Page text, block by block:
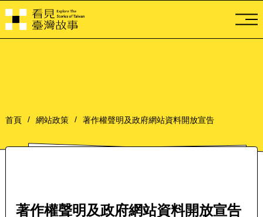
導
首頁 網站政策 著作權聲明及政府網站資料開放宣告
著作權聲明及政府網站資料開放宣告